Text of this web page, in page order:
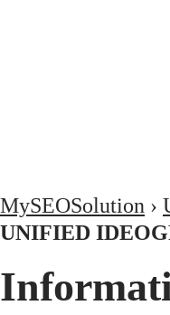
MySEOSolution ›
UNIFIED